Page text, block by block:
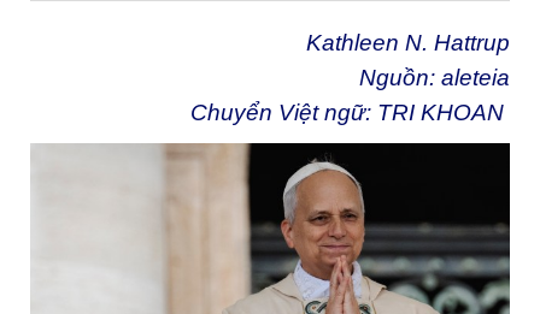
Kathleen N. Hattrup
Nguồn: aleteia
Chuyển Việt ngữ: TRI KHOAN